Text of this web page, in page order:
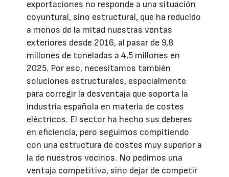
exportaciones no responde a una situación
coyuntural, sino estructural, que ha reducido
a menos de la mitad nuestras ventas
exteriores desde 2016, al pasar de 9,8
millones de toneladas a 4,5 millones en
2025. Por eso, necesitamos también
soluciones estructurales, especialmente
para corregir la desventaja que soporta la
industria española en materia de costes
eléctricos. El sector ha hecho sus deberes
en eficiencia, pero seguimos compitiendo
con una estructura de costes muy superior a
la de nuestros vecinos. No pedimos una
ventaja competitiva, sino dejar de competir